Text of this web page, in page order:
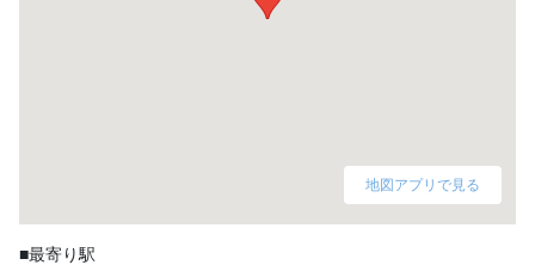
地図アプリで見る
■最寄り駅